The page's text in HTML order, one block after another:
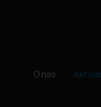
O nas